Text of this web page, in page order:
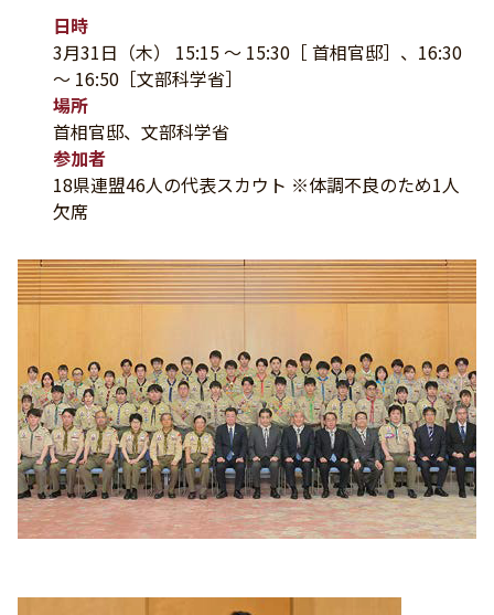
日時
3月31日（木） 15:15 ～ 15:30［ 首相官邸］、16:30
～ 16:50［文部科学省］
場所
首相官邸、文部科学省
参加者
18県連盟46人の代表スカウト ※体調不良のため1人
欠席